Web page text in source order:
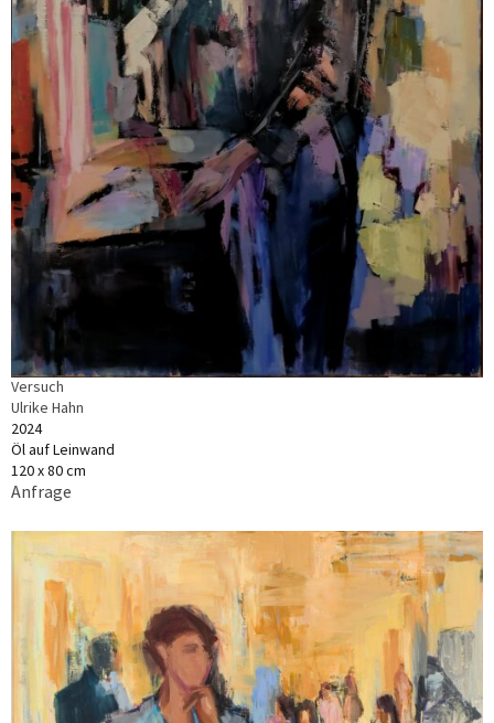
Versuch
Ulrike Hahn
2024
Öl auf Leinwand
120 x 80 cm
Anfrage